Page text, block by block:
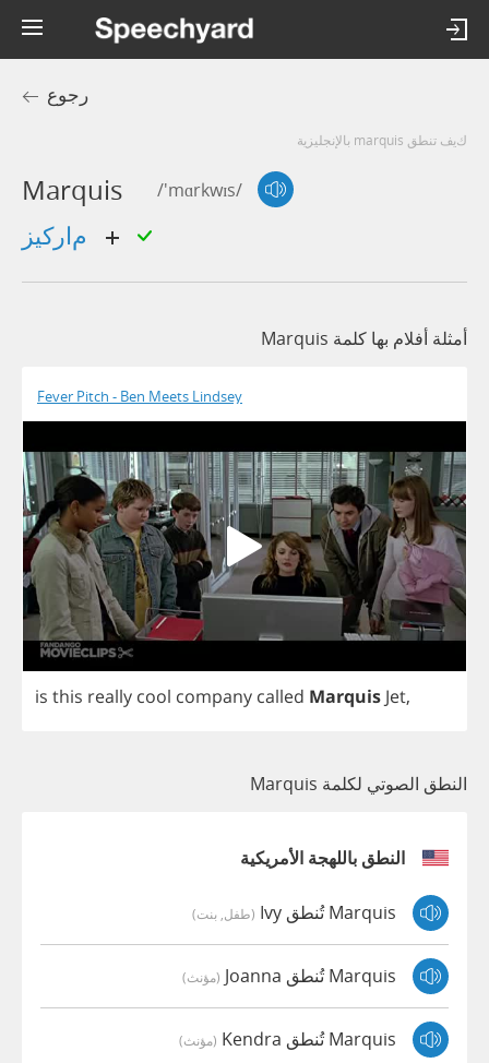
رجوع
كيف تنطق marquis بالإنجليزية
Marquis /'mɑrkwɪs/
أمثلة أفلام بها كلمة Marquis
Fever Pitch - Ben Meets Lindsey
is this really cool company called Marquis Jet,
النطق الصوتي لكلمة Marquis
النطق باللهجة الأمريكية
Marquis تُنطق Ivy (طفل, بنت)
Marquis تُنطق Joanna (مؤنث)
Marquis تُنطق Kendra (مؤنث)